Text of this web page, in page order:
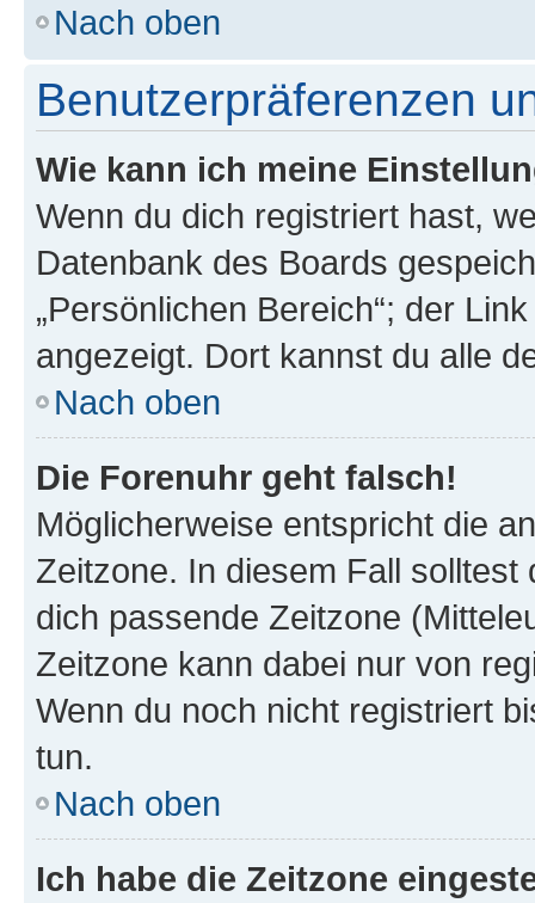
Nach oben
Benutzerpräferenzen
Wie kann ich meine
Wenn du dich registriert hast,
Datenbank des Boards
„Persönlichen Bereich“; der
angezeigt. Dort kannst du alle
Nach oben
Die Forenuhr geht falsch!
Möglicherweise entspricht die
Zeitzone. In diesem Fall solltest
dich passende Zeitzone
Zeitzone kann dabei nur von
Wenn du noch nicht registriert
tun.
Nach oben
Ich habe die Zeitzone